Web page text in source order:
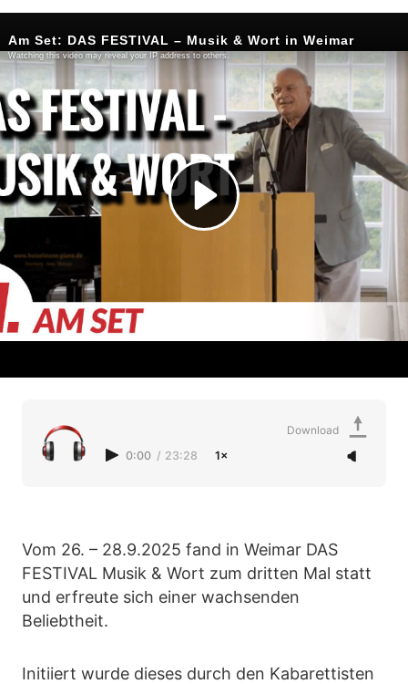
0:00 / 23:28 1×
Download
Vom 26. – 28.9.2025 fand in Weimar DAS
FESTIVAL Musik & Wort zum dritten Mal statt
und erfreute sich einer wachsenden
Beliebtheit.
Initiiert wurde dieses durch den Kabarettisten